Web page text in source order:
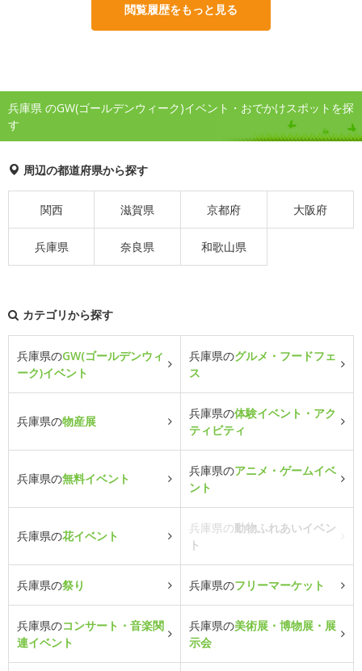
閲覧履歴をもっと見る
兵庫県 のGW(ゴールデンウィーク)イベント・おでかけスポットを探
す
周辺の都道府県から探す
関西 滋賀県 京都府 大阪府
兵庫県 奈良県 和歌山県
カテゴリから探す
兵庫県のGW(ゴールデンウィ
ーク)イベント
兵庫県のグルメ・フードフェ
ス
兵庫県の物産展
兵庫県の体験イベント・アク
ティビティ
兵庫県の無料イベント
兵庫県のアニメ・ゲームイベ
ント
兵庫県の花イベント
兵庫県の動物ふれあいイベン
ト
兵庫県の祭り 兵庫県のフリーマーケット
兵庫県のコンサート・音楽関
連イベント
兵庫県の美術展・博物展・展
示会